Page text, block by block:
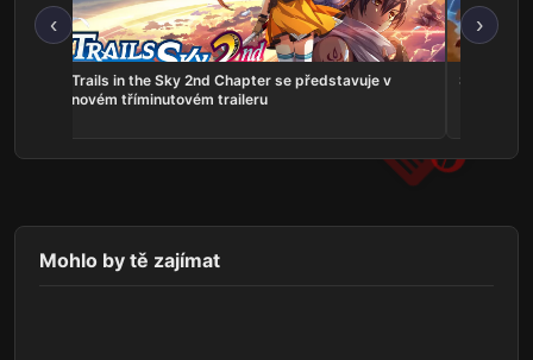
‹
Trails in the Sky 2nd Chapter se představuje v
novém tříminutovém traileru
Serious
›
Mohlo by tě zajímat